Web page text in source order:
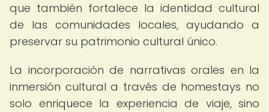
que también fortalece la identidad cultural
de las comunidades locales, ayudando a
preservar su patrimonio cultural único.
La incorporación de narrativas orales en la
inmersión cultural a través de homestays no
solo enriquece la experiencia de viaje, sino